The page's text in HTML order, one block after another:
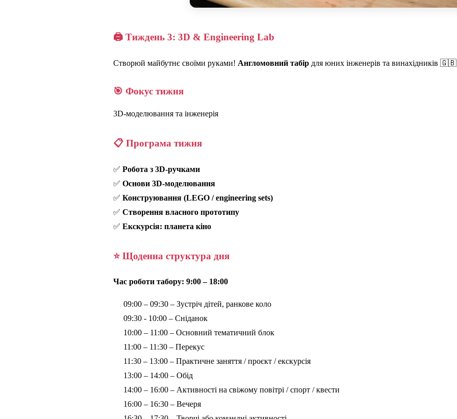
🖨️ Тиждень 3: 3D & Engineering Lab
Створюй майбутнє своїми руками! Англомовний табір для юних інженерів та винахідників
🎯 Фокус тижня
3D-моделювання та інженерія
📋 Програма тижня
✅ Робота з 3D-ручками
✅ Основи 3D-моделювання
✅ Конструювання (LEGO / engineering sets)
✅ Створення власного прототипу
✅ Екскурсія: планета кіно
⭐ Щоденна структура дня
Час роботи табору: 9:00 – 18:00
09:00 – 09:30 – Зустріч дітей, ранкове коло
09:30 - 10:00 – Сніданок
10:00 – 11:00 – Основний тематичний блок
11:00 – 11:30 – Перекус
11:30 – 13:00 – Практичне заняття / проєкт / екскурсія
13:00 – 14:00 – Обід
14:00 – 16:00 – Активності на свіжому повітрі / спорт / квести
16:00 – 16:30 – Вечеря